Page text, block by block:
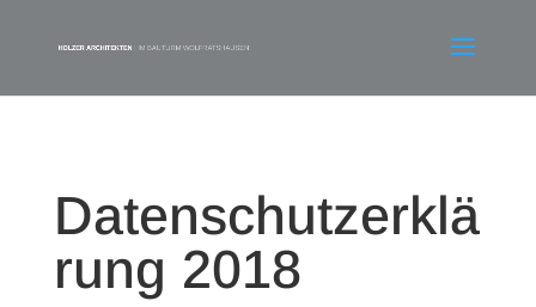
Datenschutzerklä
rung 2018